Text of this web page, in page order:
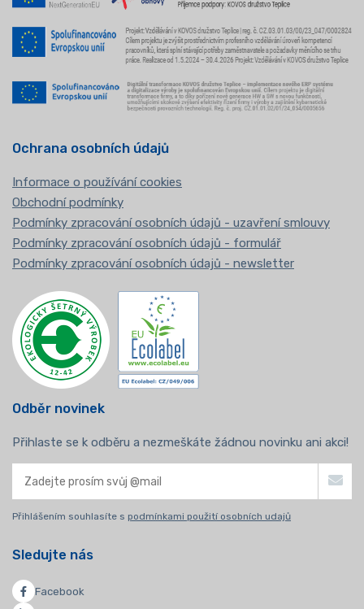
Ochrana osobních údajů
Informace o používání cookies
Obchodní podmínky
Podmínky zpracování osobních údajů - uzavření smlouvy
Podmínky zpracování osobních údajů - formulář
Podmínky zpracování osobních údajů - newsletter
Odběr novinek
Přihlaste se k odběru a nezmeškáte žádnou novinku ani akci!
Přihlášením souhlasíte s podmínkami použití osobních udajů
Sledujte nás
Facebook